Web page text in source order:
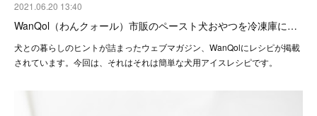
2021.06.20 13:40
WanQol（わんクォール）市販のペースト犬おやつを冷凍庫に…
犬との暮らしのヒントが詰まったウェブマガジン、WanQolにレシピが掲載
されています。今回は、それはそれは簡単な犬用アイスレシピです。